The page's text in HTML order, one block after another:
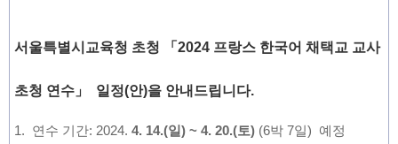
서울특별시교육청 초청 「2024 프랑스 한국어 채택교 교사
초청 연수」 일정(안)을 안내드립니다.
1. 연수 기간: 2024. 4. 14.(일) ~ 4. 20.(토) (6박 7일) 예정